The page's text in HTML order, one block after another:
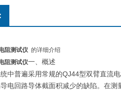
阻测试仪 的详细介绍
阻测试仪一、概述
中普遍采用常规的QJ44型双臂直流
电回路导体截面积减少的缺陷。在